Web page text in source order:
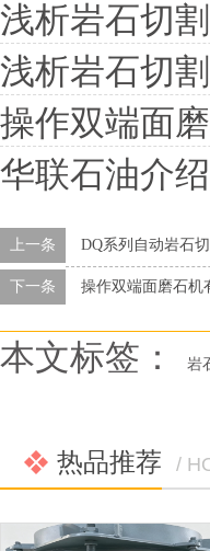
浅析岩石切
浅析岩石切
操作双端面
华联石油介
上一条 DQ系列自动岩石
下一条 操作双端面磨石机
本文标签： 岩
热品推荐 /